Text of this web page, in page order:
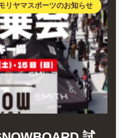
リヤマスポーツのお知らせ